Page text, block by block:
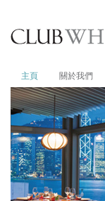
主頁 關於我們